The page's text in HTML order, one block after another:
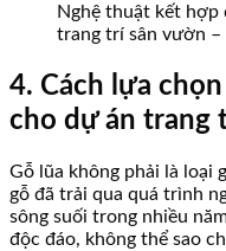
Nghệ thuật kết hợp
trang trí sân vườn –
4. Cách lựa
cho dự án trang
Gỗ lũa không phải là loại
gỗ đã trải qua quá trình
sông suối trong nhiều
độc đáo, không thể sao